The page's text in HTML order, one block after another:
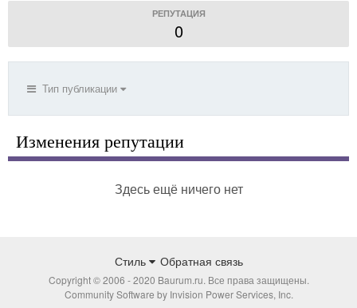
РЕПУТАЦИЯ
0
Тип публикации
Изменения репутации
Здесь ещё ничего нет
Стиль Обратная связь
Copyright © 2006 - 2020 Baurum.ru. Все права защищены.
Community Software by Invision Power Services, Inc.